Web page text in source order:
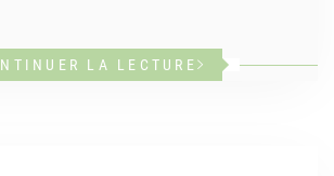
LA LECTURE